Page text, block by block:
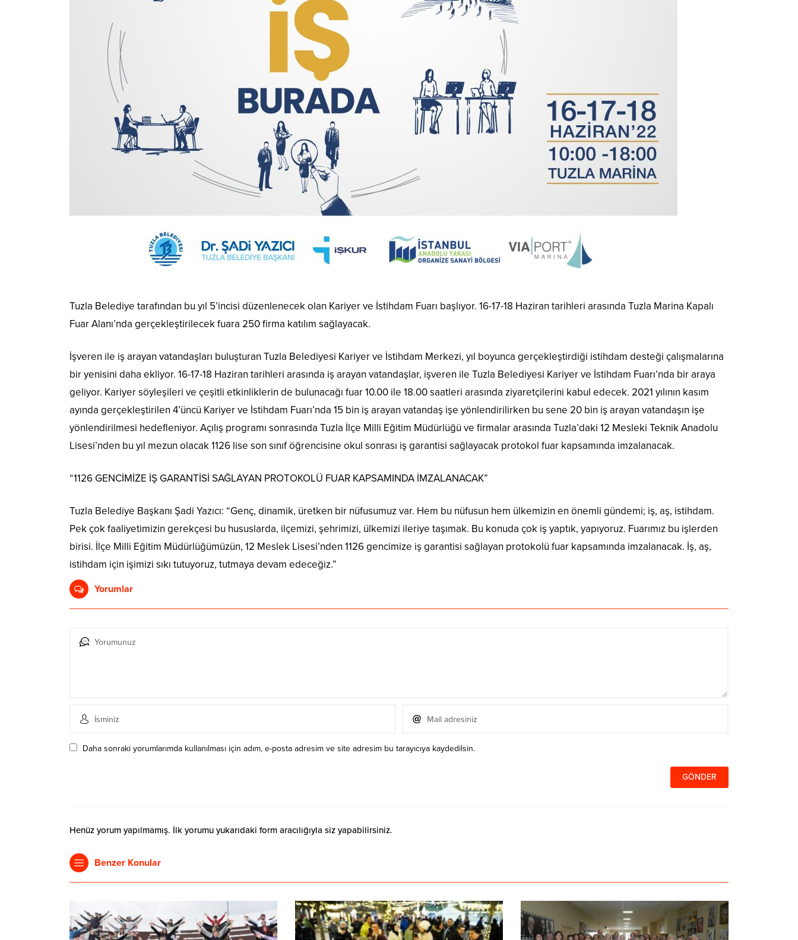
Tuzla Belediye tarafından bu yıl 5’incisi düzenlenecek olan Kariyer ve İstihdam Fuarı başlıyor. 16-17-18 Haziran tarihleri arasında Tuzla Marina Kapalı
Fuar Alanı’nda gerçekleştirilecek fuara 250 firma katılım sağlayacak.
İşveren ile iş arayan vatandaşları buluşturan Tuzla Belediyesi Kariyer ve İstihdam Merkezi, yıl boyunca gerçekleştirdiği istihdam desteği çalışmalarına
bir yenisini daha ekliyor. 16-17-18 Haziran tarihleri arasında iş arayan vatandaşlar, işveren ile Tuzla Belediyesi Kariyer ve İstihdam Fuarı’nda bir araya
geliyor. Kariyer söyleşileri ve çeşitli etkinliklerin de bulunacağı fuar 10.00 ile 18.00 saatleri arasında ziyaretçilerini kabul edecek. 2021 yılının kasım
ayında gerçekleştirilen 4’üncü Kariyer ve İstihdam Fuarı’nda 15 bin iş arayan vatandaş işe yönlendirilirken bu sene 20 bin iş arayan vatandaşın işe
yönlendirilmesi hedefleniyor. Açılış programı sonrasında Tuzla İlçe Milli Eğitim Müdürlüğü ve firmalar arasında Tuzla’daki 12 Mesleki Teknik Anadolu
Lisesi’nden bu yıl mezun olacak 1126 lise son sınıf öğrencisine okul sonrası iş garantisi sağlayacak protokol fuar kapsamında imzalanacak.
“1126 GENCİMİZE İŞ GARANTİSİ SAĞLAYAN PROTOKOLÜ FUAR KAPSAMINDA İMZALANACAK”
Tuzla Belediye Başkanı Şadi Yazıcı: “Genç, dinamik, üretken bir nüfusumuz var. Hem bu nüfusun hem ülkemizin en önemli gündemi; iş, aş, istihdam.
Pek çok faaliyetimizin gerekçesi bu hususlarda, ilçemizi, şehrimizi, ülkemizi ileriye taşımak. Bu konuda çok iş yaptık, yapıyoruz. Fuarımız bu işlerden
birisi. İlçe Milli Eğitim Müdürlüğümüzün, 12 Meslek Lisesi’nden 1126 gencimize iş garantisi sağlayan protokolü fuar kapsamında imzalanacak. İş, aş,
istihdam için işimizi sıkı tutuyoruz, tutmaya devam edeceğiz.”
Yorumlar
Daha sonraki yorumlarımda kullanılması için adım, e-posta adresim ve site adresim bu tarayıcıya kaydedilsin.
Henüz yorum yapılmamış. İlk yorumu yukarıdaki form aracılığıyla siz yapabilirsiniz.
Benzer Konular